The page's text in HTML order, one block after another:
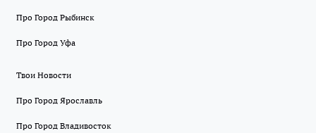
Про Город Рыбинск
Про Город Уфа
Твои Новости
Про Город Ярославль
Про Город Владивосток